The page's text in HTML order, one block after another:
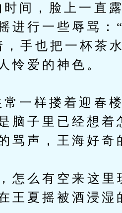
间，脸上一直
进行一些辱骂：
手也把一杯茶
怜爱的神色。
一样搂着迎春楼
脑子里已经想着
骂声，王海好奇
么有空来这里
王夏摇被酒浸湿